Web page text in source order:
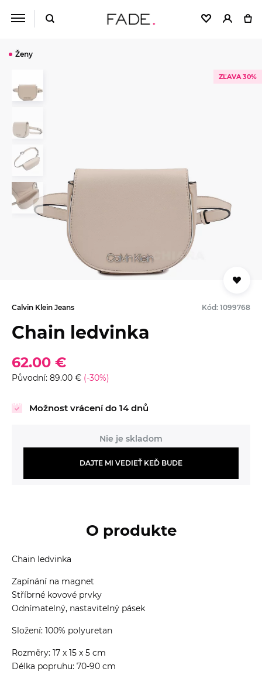
Ženy
ZĽAVA 30%
Calvin Klein Jeans Kód: 1099768
Chain ledvinka
62.00 €
Původní: 89.00 € (-30%)
Možnost vrácení do 14 dnů
Nie je skladom
DAJTE MI VEDIEŤ KEĎ BUDE
O produkte
Chain ledvinka
Zapínání na magnet
Stříbrné kovové prvky
Odnímatelný, nastavitelný pásek
Složení: 100% polyuretan
Rozměry: 17 x 15 x 5 cm
Délka popruhu: 70-90 cm